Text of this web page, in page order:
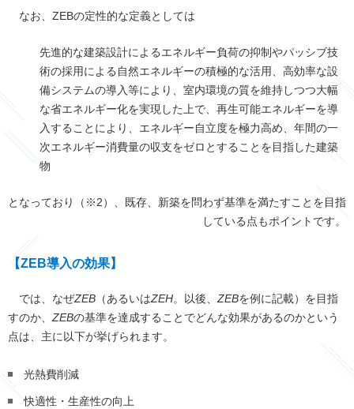
なお、ZEBの定性的な定義としては
先進的な建築設計によるエネルギー負荷の抑制やパッシブ技
術の採用による自然エネルギーの積極的な活用、高効率な設
備システムの導入等により、室内環境の質を維持しつつ大幅
な省エネルギー化を実現した上で、再生可能エネルギーを導
入することにより、エネルギー自立度を極力高め、年間の一
次エネルギー消費量の収支をゼロとすることを目指した建築
物
となっており（※2）、既存、新築を問わず基準を満たすことを目指
している点もポイントです。
【ZEB導入の効果】
では、なぜZEB （あるいはZEH。以後、 ZEBを例に記載）を目指
すのか、 ZEBの基準を達成することでどんな効果があるのかという
点は、主に以下が挙げられます。
光熱費削減
快適性・生産性の向上